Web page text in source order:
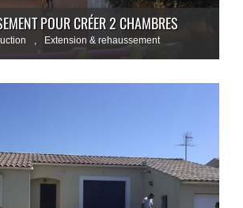
POUR CRÉER 2 CHAMBRES
, Extension & rehaussement